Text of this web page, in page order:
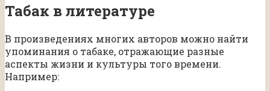
Табак в литературе
В произведениях многих авторов можно найти
упоминания о табаке, отражающие разные
аспекты жизни и культуры того времени.
Например: